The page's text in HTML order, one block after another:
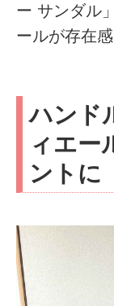
ー サンダル
ールが存在
ハンド
ィエー
ントに